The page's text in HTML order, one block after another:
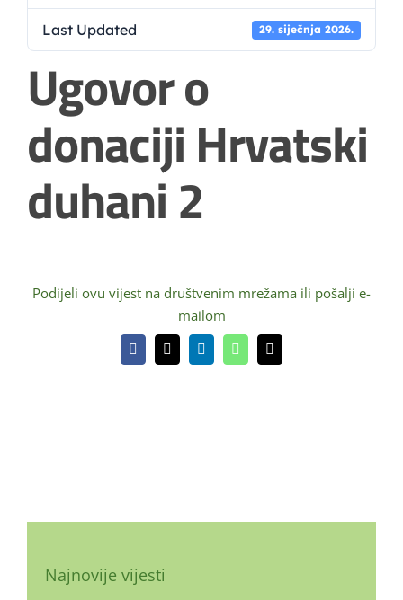
Last Updated 29. siječnja 2026.
Ugovor o
donaciji Hrvatski
duhani 2
Podijeli ovu vijest na društvenim mrežama ili pošalji e-
mailom
Facebook
X LinkedInWhatsApp
Email:
Najnovije vijesti